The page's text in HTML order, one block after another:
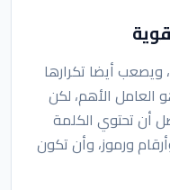
ويصعب أيضا تكرارها
الأهم، لكن
أن تحتوي الكلمة
ورموز، وأن تكون